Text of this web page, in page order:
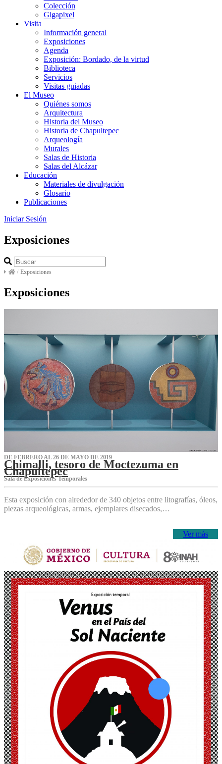
Colección
Gigapixel
Visita
Información general
Exposiciones
Agenda
Exposición: Bordado, de la virtud
Biblioteca
Servicios
Visitas guiadas
El Museo
Quiénes somos
Arquitectura
Historia del Museo
Historia de Chapultepec
Arqueología
Murales
Salas de Historia
Salas del Alcázar
Educación
Materiales de divulgación
Glosario
Publicaciones
Iniciar Sesión
Exposiciones
/ Exposiciones
Exposiciones
DE FEBRERO AL 26 DE MAYO DE 2019
Chimalli, tesoro de Moctezuma en
Chapultepec
Sala de Exposiciones Temporales
Esta exposición con alrededor de 340 objetos entre litografías, óleos,
piezas arqueológicas, armas, ejemplares disecados,…
Ver más